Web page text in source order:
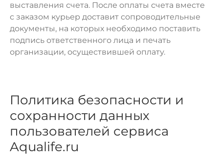
выставления счета. После оплаты счета вместе
с заказом курьер доставит сопроводительные
документы, на которых необходимо поставить
подпись ответственного лица и печать
организации, осуществившей оплату.
Политика безопасности и
сохранности данных
пользователей сервиса
Aqualife.ru